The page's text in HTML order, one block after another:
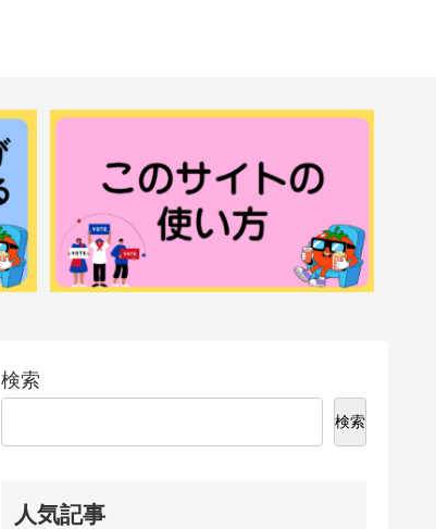
検索
検索
人気記事